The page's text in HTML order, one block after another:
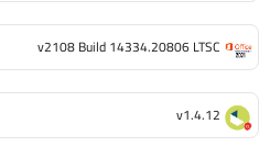
v2108 Build 14334.20806 LTSC
v1.4.12